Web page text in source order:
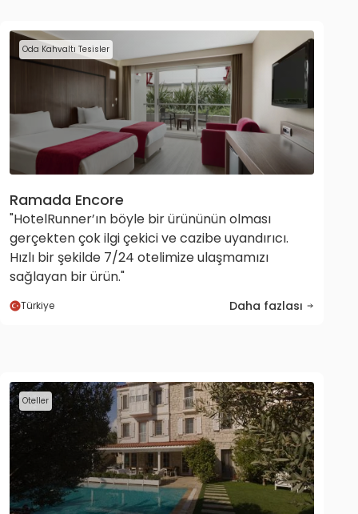
Oda Kahvaltı Tesisler
Ramada Encore
"HotelRunner’ın böyle bir ürününün olması
gerçekten çok ilgi çekici ve cazibe uyandırıcı.
Hızlı bir şekilde 7/24 otelimize ulaşmamızı
sağlayan bir ürün."
Türkiye Daha fazlası
Oteller